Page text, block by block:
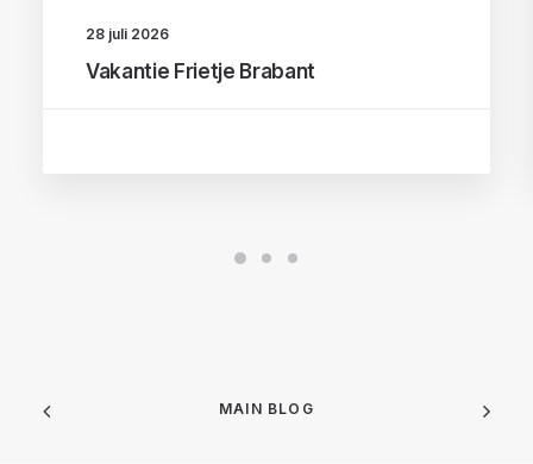
28 juli 2026
Vakantie Frietje Brabant
MAIN BLOG